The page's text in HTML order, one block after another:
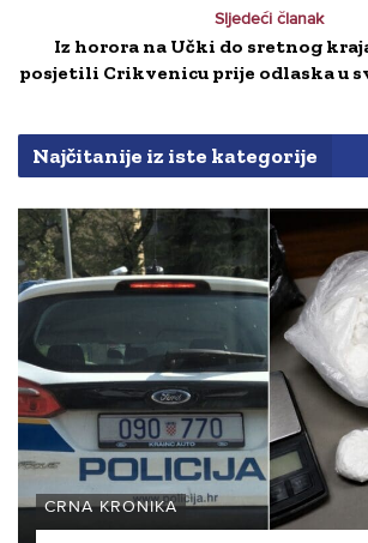
Sljedeći članak
Iz horora na Učki do sretnog
posjetili Crikvenicu prije odlaska u
Najčitanije iz iste kategorije
CRNA KRONIKA